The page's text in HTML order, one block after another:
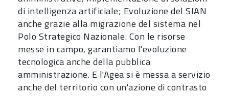
di intelligenza artificiale; Evoluzione del SIAN
anche grazie alla migrazione del sistema nel
Polo Strategico Nazionale. Con le risorse
messe in campo, garantiamo l'evoluzione
tecnologica anche della pubblica
amministrazione. E l'Agea si è messa a servizio
anche del territorio con un'azione di contrasto